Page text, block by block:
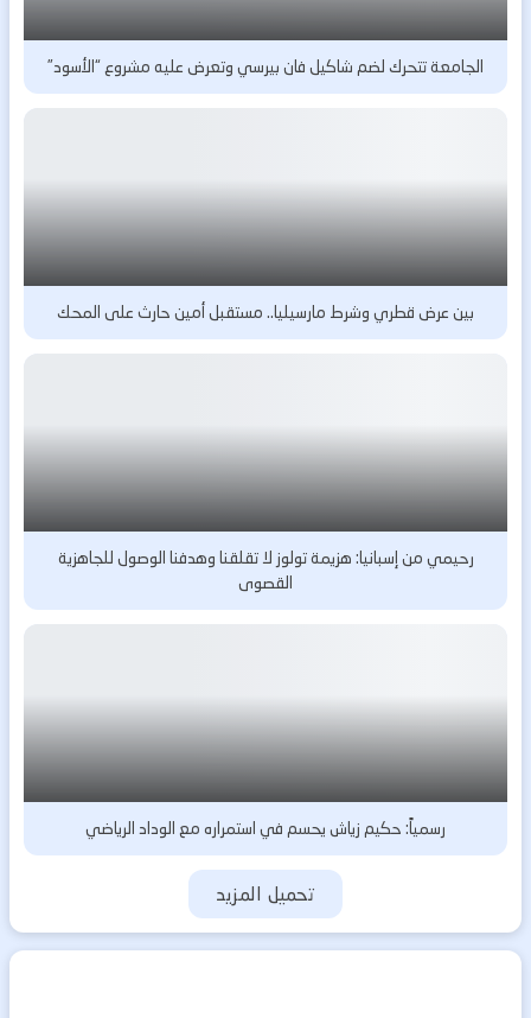
الجامعة تتحرك لضم شاكيل فان بيرسي وتعرض عليه مشروع “الأسود”
بين عرض قطري وشرط مارسيليا.. مستقبل أمين حارث على المحك
رحيمي من إسبانيا: هزيمة تولوز لا تقلقنا وهدفنا الوصول للجاهزية
القصوى
رسمياً: حكيم زياش يحسم في استمراره مع الوداد الرياضي
تحميل المزيد